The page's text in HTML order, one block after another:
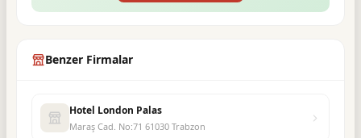
Benzer Firmalar
Hotel London Palas
Maraş Cad. No:71 61030 Trabzon